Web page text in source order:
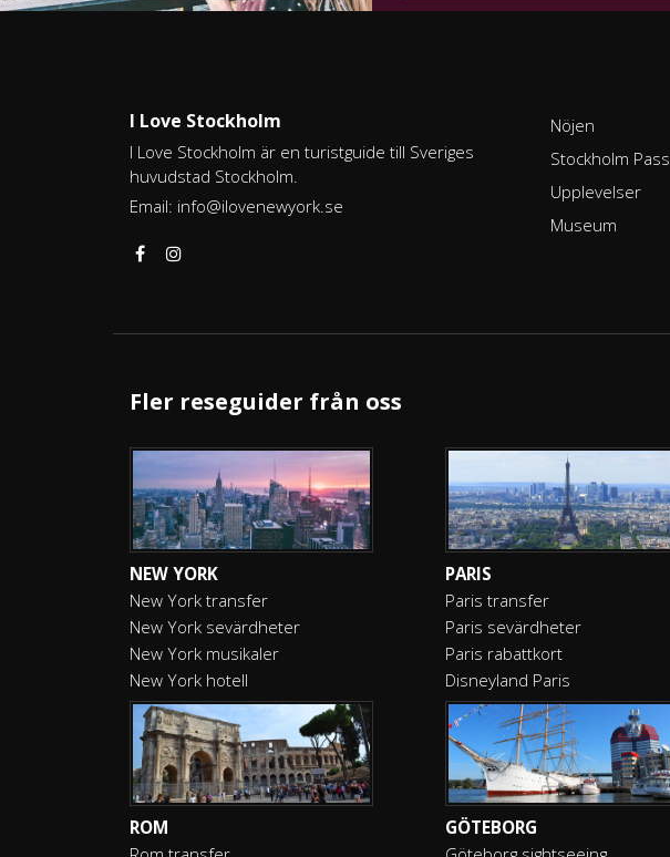
I Love Stockholm
I Love Stockholm är en turistguide till Sveriges
huvudstad Stockholm.
Email: info@ilovenewyork.se
Nöjen
Stockholm Pass
Upplevelser
Museum
Fler reseguider från oss
NEW YORK
New York transfer
New York sevärdheter
New York musikaler
New York hotell
ROM
PARIS
Paris transfer
Paris sevärdheter
Paris rabattkort
Disneyland Paris
GÖTEBORG